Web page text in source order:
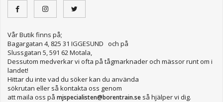
Vår Butik finns på;
Bagargatan 4, 825 31 IGGESUND och på
Slussgatan 5, 591 62 Motala,
Dessutom medverkar vi ofta på tågmarknader och mässor runt om i
landet!
Hittar du inte vad du söker kan du använda
sökrutan eller så kontakta oss genom
att maila oss på mjspecialisten@borentrain.se så hjälper vi dig.